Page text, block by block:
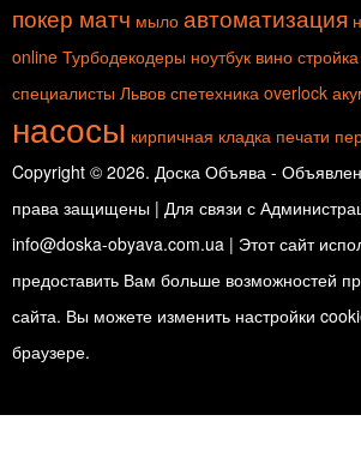
покер матч мыло автоматизация
online Турбодекодеры ноутбук вино стройка
специалисты Львов спетехника overlock
насосы кирпичная кладка печати
Copyright © 2026. Доска Объява -
права защищены | Для связи с
info@doska-obyava.com.ua | Этот сайт
предоставить Вам больше возможностей
сайта. Вы можете изменить настройки
браузере.